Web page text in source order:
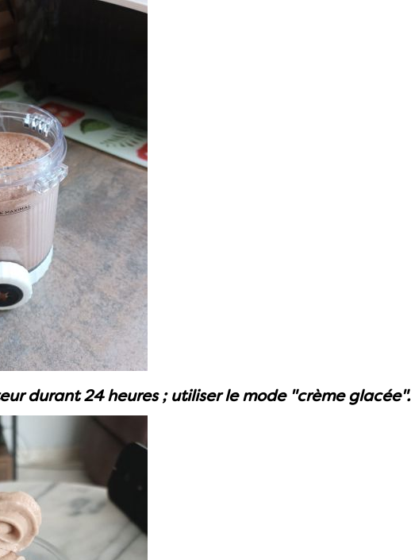
durant 24 heures ; utiliser le mode "crème glacée".